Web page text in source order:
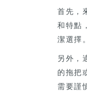
首先，
和特點
潔選擇
另外，
的拖把
需要謹